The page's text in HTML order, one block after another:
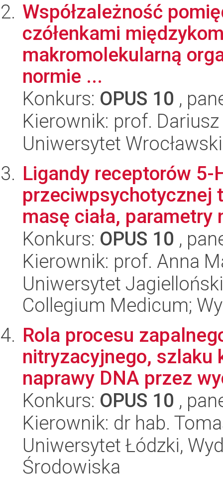
Współzależność
czółenkami
makromolekularną
normie ...
Konkurs: OPUS 10 ,
Kierownik: prof. Dariusz
Uniwersytet
Ligandy receptorów 5-
przeciwpsychotycznej
masę ciała, parametry
Konkurs: OPUS 10 ,
Kierownik: prof. Anna
Uniwersytet
Collegium Medicum;
Rola procesu
nitryzacyjnego, szlaku
naprawy DNA przez
Konkurs: OPUS 10 ,
Kierownik: dr hab.
Uniwersytet Łódzki,
Środowiska